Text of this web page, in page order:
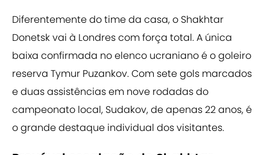
Diferentemente do time da casa, o Shakhtar
Donetsk vai à Londres com força total. A única
baixa confirmada no elenco ucraniano é o goleiro
reserva Tymur Puzankov. Com sete gols marcados
e duas assistências em nove rodadas do
campeonato local, Sudakov, de apenas 22 anos, é
o grande destaque individual dos visitantes.